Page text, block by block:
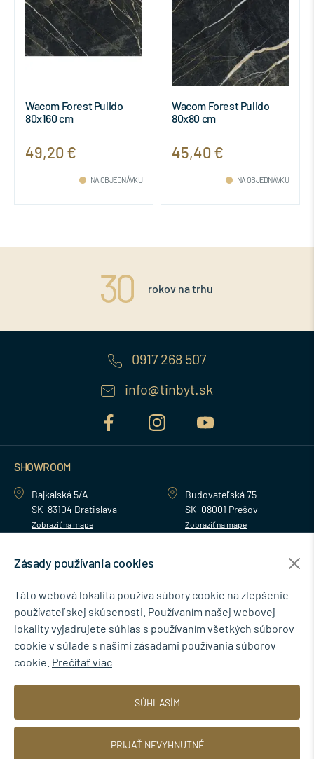
Wacom Forest Pulido
80x160 cm
49,20 €
NA OBJEDNÁVKU
Wacom Forest Pulido
80x80 cm
45,40 €
NA OBJEDNÁVKU
rokov na trhu
0917 268 507
info@tinbyt.sk
SHOWROOM
Bajkalská 5/A
SK-83104 Bratislava
Zobraziť na mape
Budovateľská 75
SK-08001 Prešov
Zobraziť na mape
NEWSLETTER
Zásady ochrany osobných údajov
Zásady používania cookies
Táto webová lokalita používa súbory cookie na zlepšenie
používateľskej skúsenosti. Používaním našej webovej
lokality vyjadrujete súhlas s používaním všetkých súborov
cookie v súlade s našimi zásadami používania súborov
cookie. Prečítať viac
SÚHLASÍM
PRIJAŤ NEVYHNUTNÉ